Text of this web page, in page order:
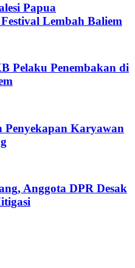
Papua
Lembah Baliem
Pelaku Penembakan di
Penyekapan Karyawan
Anggota DPR Desak